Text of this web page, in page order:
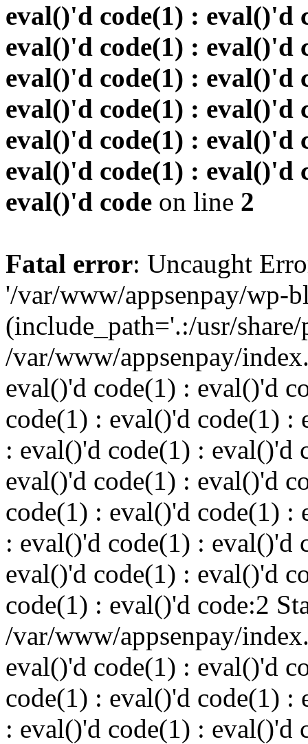
eval()'d code(1) : eval()'d
eval()'d code(1) : eval()'d
eval()'d code(1) : eval()'d
eval()'d code(1) : eval()'d
eval()'d code(1) : eval()'d
eval()'d code(1) : eval()'d
eval()'d code on line 2
Fatal error: Uncaught
'/var/www/appsenpay/wp-
(include_path='.:/usr/
/var/www/appsenpay/
eval()'d code(1) : eval()'d
code(1) : eval()'d code(1) :
: eval()'d code(1) : eval()'d
eval()'d code(1) : eval()'d
code(1) : eval()'d code(1) :
: eval()'d code(1) : eval()'d
eval()'d code(1) : eval()'d
code(1) : eval()'d code:2
/var/www/appsenpay/
eval()'d code(1) : eval()'d
code(1) : eval()'d code(1) :
: eval()'d code(1) : eval()'d